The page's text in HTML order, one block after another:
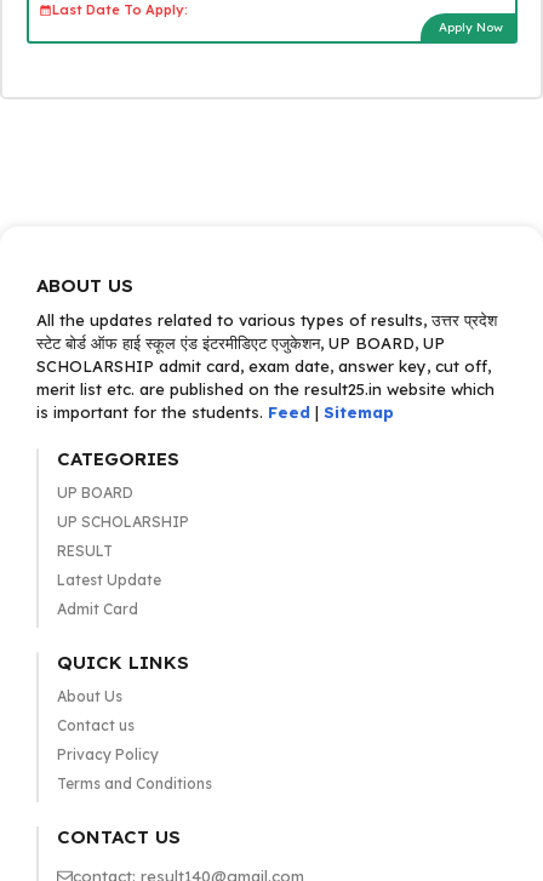
Last Date To Apply:
Apply Now
ABOUT US
All the updates related to various types of results, उत्तर प्रदेश
स्टेट बोर्ड ऑफ हाई स्कूल एंड इंटरमीडिएट एजुकेशन, UP BOARD, UP
SCHOLARSHIP admit card, exam date, answer key, cut off,
merit list etc. are published on the result25.in website which
is important for the students. Feed | Sitemap
CATEGORIES
UP BOARD
UP SCHOLARSHIP
RESULT
Latest Update
Admit Card
QUICK LINKS
About Us
Contact us
Privacy Policy
Terms and Conditions
CONTACT US
contact: result140@gmail.com